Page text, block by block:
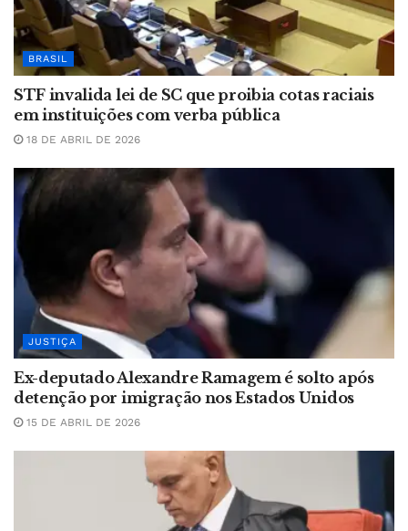
BRASIL
STF invalida lei de SC que proibia cotas raciais
em instituições com verba pública
18 DE ABRIL DE 2026
JUSTIÇA
Ex-deputado Alexandre Ramagem é solto após
detenção por imigração nos Estados Unidos
15 DE ABRIL DE 2026